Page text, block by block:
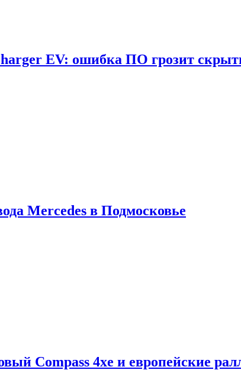
EV: ошибка ПО грозит
Mercedes в Подмосковье
Compass 4xe и европейские